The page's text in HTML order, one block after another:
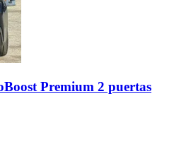
Premium 2 puertas